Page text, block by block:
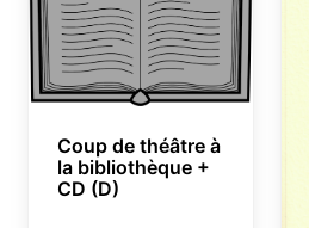
Coup de théâtre à
la bibliothèque +
CD (D)